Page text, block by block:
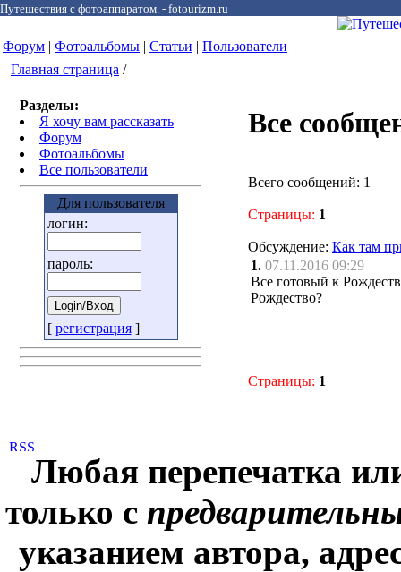
Путешествия с фотоаппаратом. - fotourizm.ru
Форум | Фотоальбомы | Статьи | Пользователи
Главная страница /
Разделы:
Я хочу вам рассказать
Форум
Фотоальбомы
Все пользователи
Для пользователя
логин:
пароль:
[ регистрация]
Все
Всего сообщений: 1
Страницы: 1
Обсуждение: Как там
1. 07.11.2016 09:29
Все готовый к
Рождество?
Страницы: 1
Любая перепечатка
только с
указанием автора,